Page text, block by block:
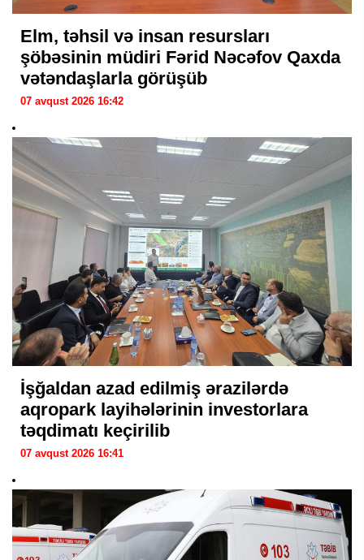
Elm, təhsil və insan resursları
şöbəsinin müdiri Fərid Nəcəfov Qaxda
vətəndaşlarla görüşüb
07 avqust 2026 16:42
İşğaldan azad edilmiş ərazilərdə
aqropark layihələrinin investorlara
təqdimatı keçirilib
07 avqust 2026 16:41